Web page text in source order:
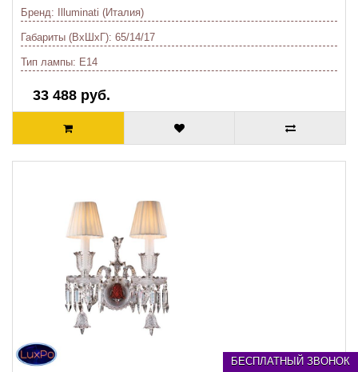
Бренд: Illuminati (Италия)
Габариты (ВхШхГ): 65/14/17
Тип лампы: E14
33 488 руб.
БЕСПЛАТНЫЙ ЗВОНОК